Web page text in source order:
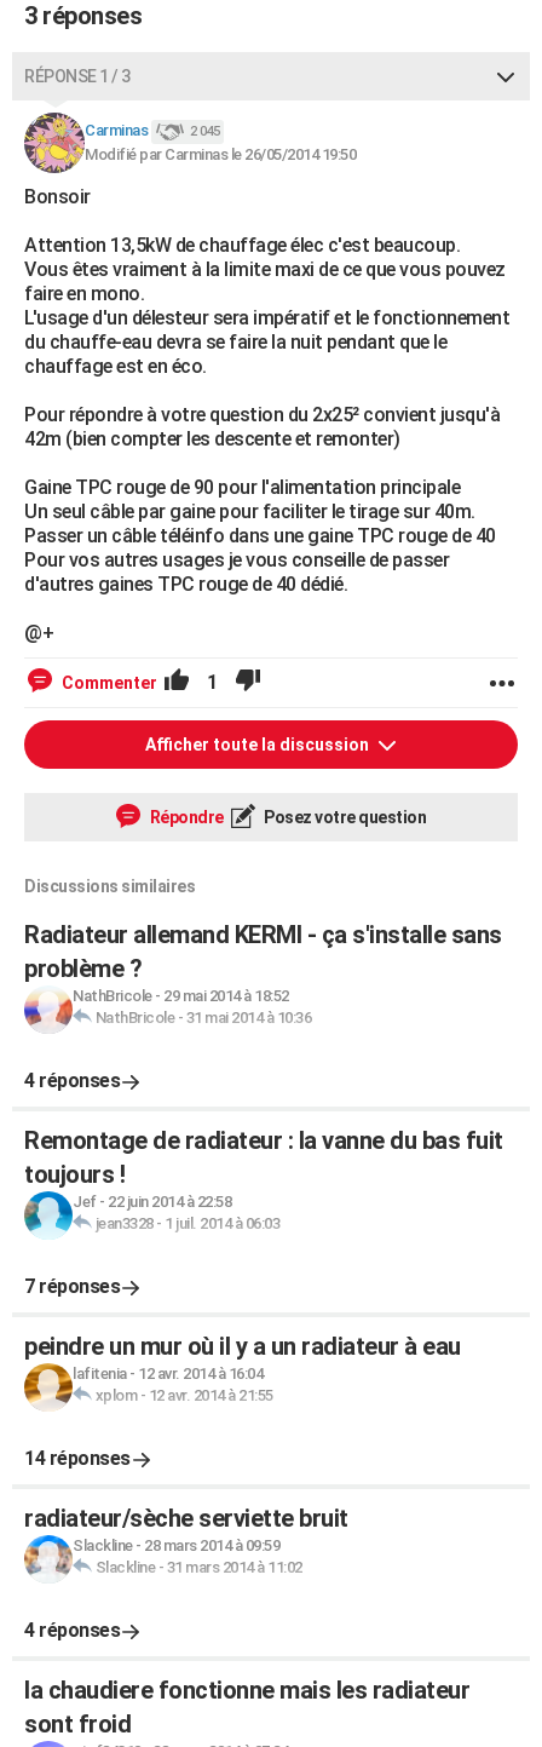
3 réponses
RÉPONSE 1 / 3
Carminas 2 045
Modifié par Carminas le 26/05/2014 19:50
Bonsoir
Attention 13,5kW de chauffage élec c'est beaucoup.
Vous êtes vraiment à la limite maxi de ce que vous pouvez
faire en mono.
L'usage d'un délesteur sera impératif et le fonctionnement
du chauffe-eau devra se faire la nuit pendant que le
chauffage est en éco.
Pour répondre à votre question du 2x25² convient jusqu'à
42m (bien compter les descente et remonter)
Gaine TPC rouge de 90 pour l'alimentation principale
Un seul câble par gaine pour faciliter le tirage sur 40m.
Passer un câble téléinfo dans une gaine TPC rouge de 40
Pour vos autres usages je vous conseille de passer
d'autres gaines TPC rouge de 40 dédié.
@+
Commenter 1
Afficher toute la discussion
Répondre Posez votre question
Discussions similaires
Radiateur allemand KERMI - ça s'installe sans
problème ?
NathBricole- 29 mai 2014 à 18:52
NathBricole- 31 mai 2014 à 10:36
4 réponses
Remontage de radiateur : la vanne du bas fuit
toujours !
Jef- 22 juin 2014 à 22:58
jean3328- 1 juil. 2014 à 06:03
7 réponses
peindre un mur où il y a un radiateur à eau
lafitenia- 12 avr. 2014 à 16:04
xplom- 12 avr. 2014 à 21:55
14 réponses
radiateur/sèche serviette bruit
Slackline- 28 mars 2014 à 09:59
Slackline- 31 mars 2014 à 11:02
4 réponses
la chaudiere fonctionne mais les radiateur
sont froid